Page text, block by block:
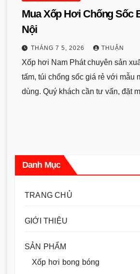
Mua Xốp Hơi Chống Sốc
Nội
THÁNG 7 5, 2026 THUẬN
Xốp hơi Nam Phát chuyên sản
tấm, túi chống sốc giá rẻ với mẫu
dùng. Quý khách cần tư vấn, đặt
Danh Mục
TRANG CHỦ
GIỚI THIỆU
SẢN PHẨM
Xốp hơi bong bóng